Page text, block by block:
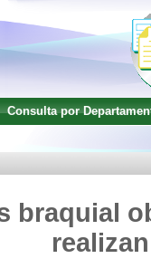
Consulta por
braquial